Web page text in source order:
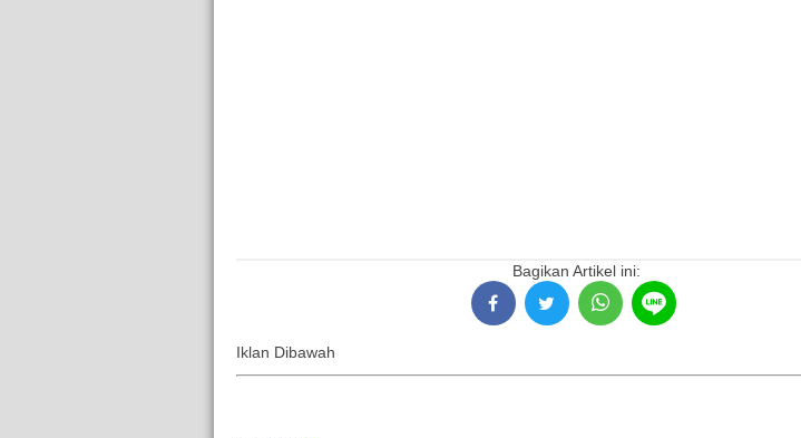
Bagikan Artikel ini:
Iklan Dibawah